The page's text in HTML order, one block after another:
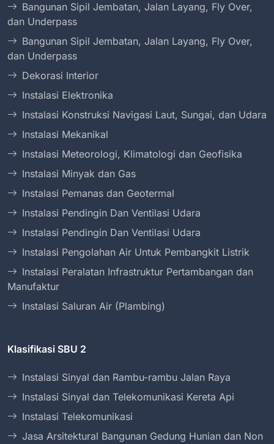
Bangunan Sipil Jembatan, Jalan Layang, Fly Over,
dan Underpass
Bangunan Sipil Jembatan, Jalan Layang, Fly Over,
dan Underpass
Dekorasi Interior
Instalasi Elektronika
Instalasi Konstruksi Navigasi Laut, Sungai, dan Udara
Instalasi Mekanikal
Instalasi Meteorologi, Klimatologi dan Geofisika
Instalasi Minyak dan Gas
Instalasi Pemanas dan Geotermal
Instalasi Pendingin Dan Ventilasi Udara
Instalasi Pendingin Dan Ventilasi Udara
Instalasi Pengolahan Air Untuk Pembangkit Listrik
Instalasi Peralatan Infrastruktur Pertambangan dan
Manufaktur
Instalasi Saluran Air (Plambing)
Klasifikasi SBU 2
Instalasi Sinyal dan Rambu-rambu Jalan Raya
Instalasi Sinyal dan Telekomunikasi Kereta Api
Instalasi Telekomunikasi
Jasa Arsitektural Bangunan Gedung Hunian dan Non